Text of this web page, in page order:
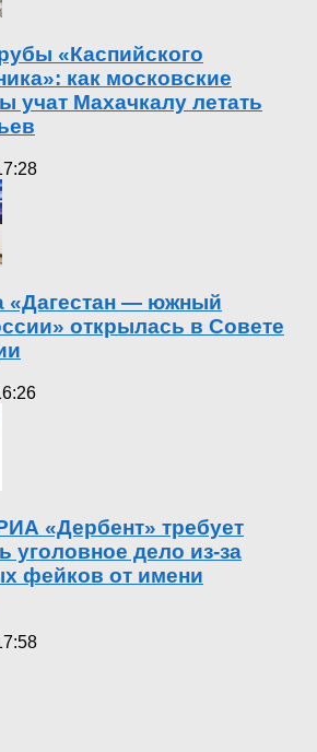
«Каспийского
как московские
учат Махачкалу летать
«Дагестан — южный
открылась в Совете
«Дербент» требует
уголовное дело из-за
фейков от имени